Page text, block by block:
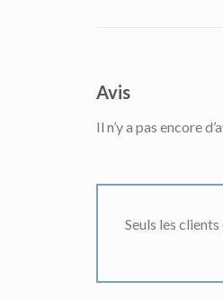
Avis
Il n’y a pas encore
Seuls les